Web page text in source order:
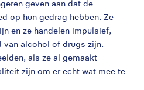
geven aan dat de
op hun gedrag hebben. Ze
en ze handelen impulsief,
van alcohol of drugs zijn.
als ze al gemaakt
zijn om er echt wat mee te